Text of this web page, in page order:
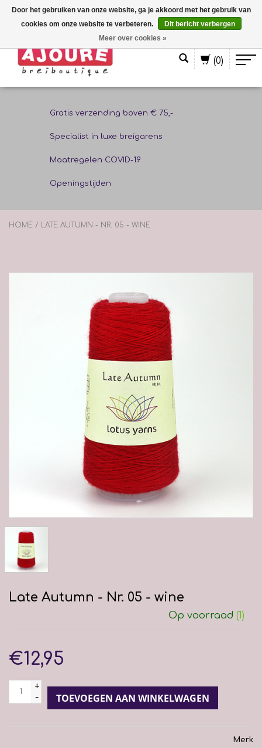
(0)
Gratis verzending boven € 75,-
Specialist in luxe breigarens
Maatregelen COVID-19
Openingstijden
HOME / LATE AUTUMN - NR. 05 - WINE
Late Autumn - Nr. 05 - wine
Op voorraad (1)
€12,95
+
-
TOEVOEGEN AAN WINKELWAGEN
Merk
Door het gebruiken van onze website, ga je akkoord met het gebruik van
cookies om onze website te verbeteren.
Dit bericht verbergen
Meer over cookies »